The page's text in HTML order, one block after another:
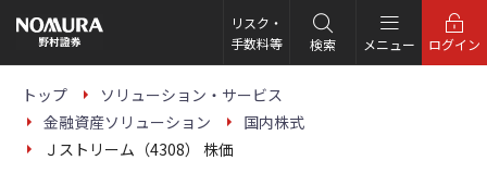
の
ー
リスク・
手数料等
検索 メニュー ログイン
トップ
ソリューション・サービス
金融資産ソリューション
国内株式
Ｊストリーム（4308） 株価